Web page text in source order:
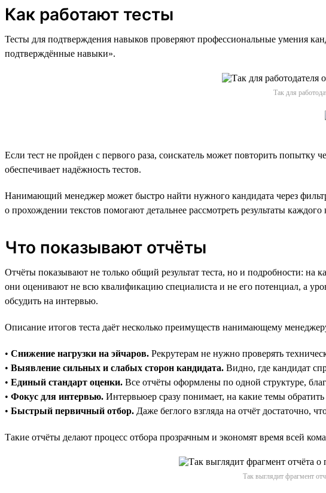
Как работают тесты
Тесты для подтверждения навыков проверяют профессиональные умения
подтверждённые навыки».
Так для
Если тест не пройден с первого раза, соискатель может повторить попытку
обеспечивает надёжность тестов.
Нанимающий менеджер может быстро найти нужного кандидата через
о прохождении текстов помогают детальнее рассмотреть результаты каждого
Что показывают отчёты
Отчёты показывают не только общий результат теста, но и подробности: на
они оценивают не всю квалификацию специалиста и не его потенциал, а
обсудить на интервью.
Описание итогов теста даёт несколько преимуществ нанимающему
• Снижение нагрузки на эйчаров. Рекрутерам не нужно проверять
• Выявление сильных и слабых сторон кандидата. Видно, где кандидат
• Единый стандарт оценки. Все отчёты оформлены по одной структуре,
• Фокус для интервью. Интервьюер сразу понимает, на какие темы
• Быстрый первичный отбор. Даже беглого взгляда на отчёт достаточно,
Такие отчёты делают процесс отбора прозрачным и экономят время всей
Так выглядит фрагмент